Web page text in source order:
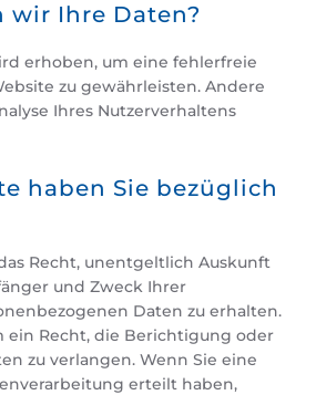
wir Ihre Daten?
erhoben, um eine fehlerfreie
zu gewährleisten. Andere
Ihres Nutzerverhaltens
haben Sie bezüglich
Recht, unentgeltlich Auskunft
und Zweck Ihrer
Daten zu erhalten.
ein Recht, die Berichtigung oder
zu verlangen. Wenn Sie eine
erteilt haben,